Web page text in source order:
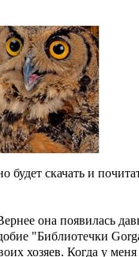
будет скачать и
она появилась
"Библиотечки
хозяев. Когда у меня